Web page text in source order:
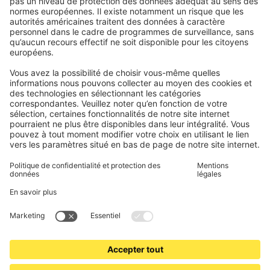
Stores bannes
Maison connectée
Électronique et radio
Conditions des bons d'achat
Consignes de sécurité
Enregistrements
Informations obligatoires pour les consommateurs
Modes de paiement
Partenaires d'expédition
Politique de confidentialité et protection des données
Informations sur l’élimination des piles et équipements
Conditions de garantie
Paramètres des cookies
Déclaration d'accessibilité